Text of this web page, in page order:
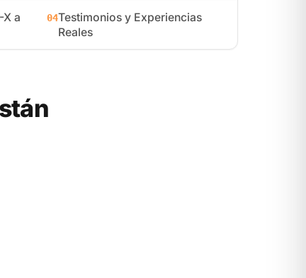
a
04Testimonios y Experiencias
Reales